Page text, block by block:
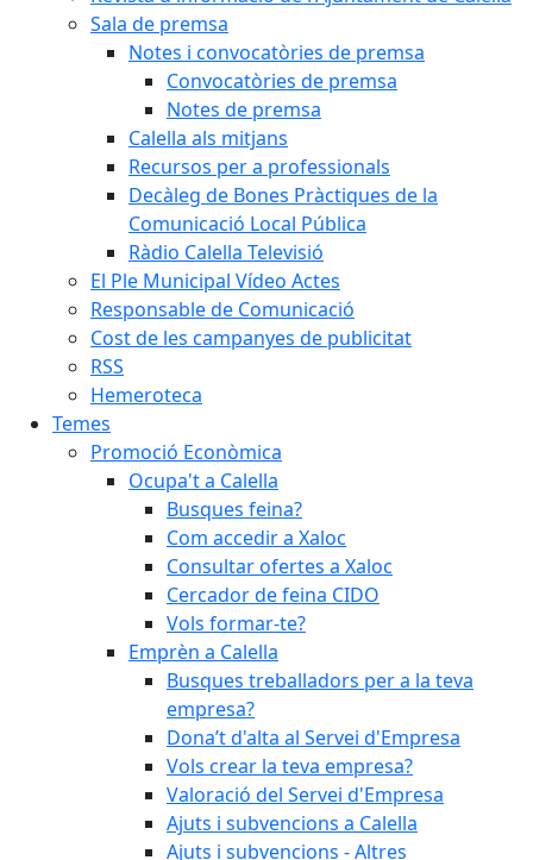
Sala de premsa
Notes i convocatòries de premsa
Convocatòries de premsa
Notes de premsa
Calella als mitjans
Recursos per a professionals
Decàleg de Bones Pràctiques de la
Comunicació Local Pública
Ràdio Calella Televisió
El Ple Municipal Vídeo Actes
Responsable de Comunicació
Cost de les campanyes de publicitat
RSS
Hemeroteca
Temes
Promoció Econòmica
Ocupa't a Calella
Busques feina?
Com accedir a Xaloc
Consultar ofertes a Xaloc
Cercador de feina CIDO
Vols formar-te?
Emprèn a Calella
Busques treballadors per a la teva
empresa?
Dona’t d'alta al Servei d'Empresa
Vols crear la teva empresa?
Valoració del Servei d'Empresa
Ajuts i subvencions a Calella
Ajuts i subvencions - Altres